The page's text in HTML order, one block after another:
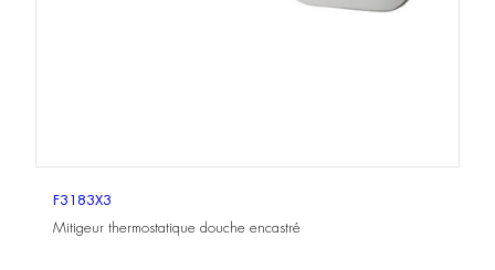
F3183X3
Mitigeur thermostatique douche encastré